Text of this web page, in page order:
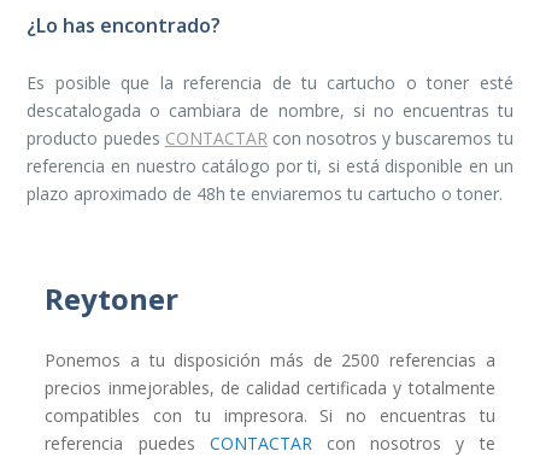
¿Lo has encontrado?
Es posible que la referencia de tu cartucho o toner esté
descatalogada o cambiara de nombre, si no encuentras tu
producto puedes CONTACTARcon nosotros y buscaremos tu
referencia en nuestro catálogo por ti, si está disponible en un
plazo aproximado de 48h te enviaremos tu cartucho o toner.
Reytoner
Ponemos a tu disposición más de 2500 referencias a
precios inmejorables, de calidad certificada y totalmente
compatibles con tu impresora. Si no encuentras tu
referencia puedes CONTACTARcon nosotros y te